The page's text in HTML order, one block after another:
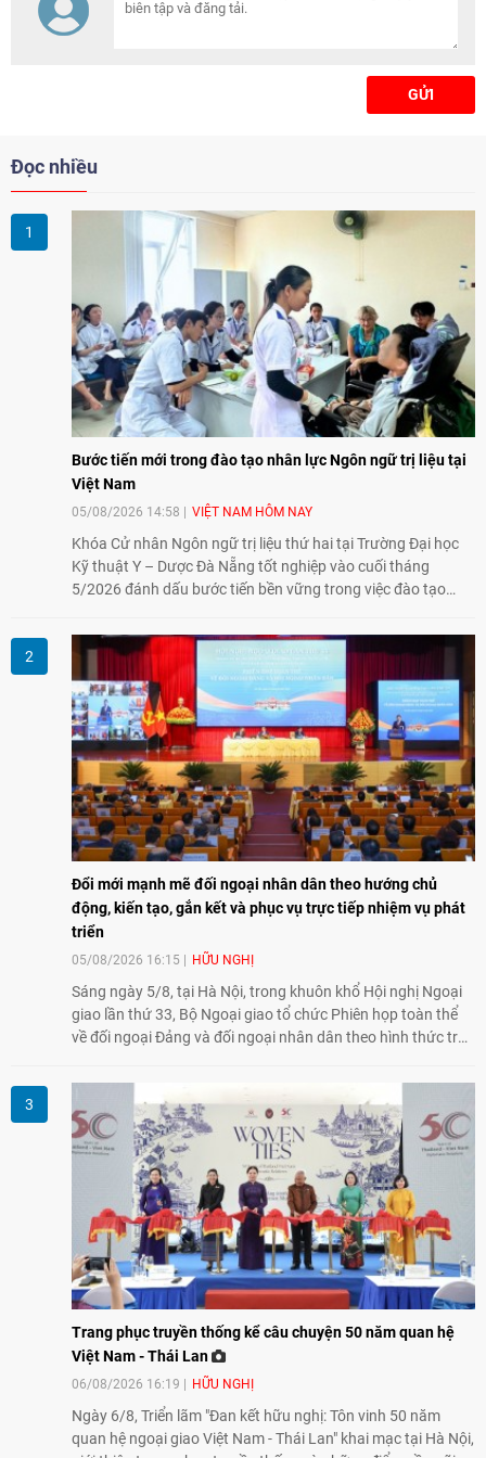
GỬI
Đọc nhiều
Bước tiến mới trong đào tạo nhân lực Ngôn ngữ trị liệu tại
Việt Nam
05/08/2026 14:58 VIỆT NAM HÔM NAY
Khóa Cử nhân Ngôn ngữ trị liệu thứ hai tại Trường Đại học
Kỹ thuật Y – Dược Đà Nẵng tốt nghiệp vào cuối tháng
5/2026 đánh dấu bước tiến bền vững trong việc đào tạo
tại Việt Nam.
Đổi mới mạnh mẽ đối ngoại nhân dân theo hướng chủ
động, kiến tạo, gắn kết và phục vụ trực tiếp nhiệm vụ phát
triển
05/08/2026 16:15 HỮU NGHỊ
Sáng ngày 5/8, tại Hà Nội, trong khuôn khổ Hội nghị Ngoại
giao lần thứ 33, Bộ Ngoại giao tổ chức Phiên họp toàn thể
về đối ngoại Đảng và đối ngoại nhân dân theo hình thức trực
và các Cơ quan đại diện Việt Nam ở nước ngoài.
Trang phục truyền thống kể câu chuyện 50 năm quan hệ
Việt Nam - Thái Lan
06/08/2026 16:19 HỮU NGHỊ
Ngày 6/8, Triển lãm "Đan kết hữu nghị: Tôn vinh 50 năm
quan hệ ngoại giao Việt Nam - Thái Lan" khai mạc tại Hà Nội,